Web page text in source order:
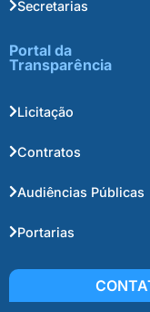
Secretarias
Portal da
Transparência
Licitação
Contratos
Audiências Públicas
Portarias